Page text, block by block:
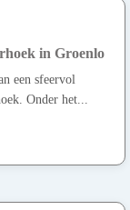
in Groenlo
een sfeervol
Onder het...